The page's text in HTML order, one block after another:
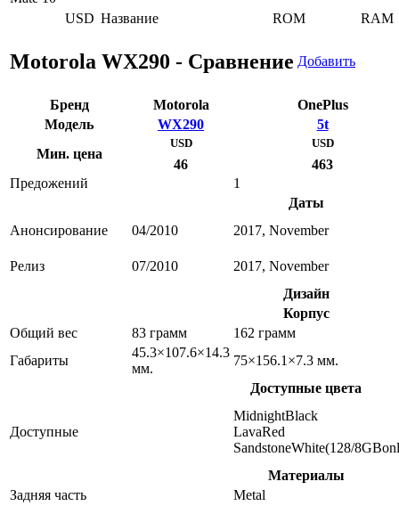
USD Название ROM RAM
Motorola WX290 - Сравнение Добавить
Бренд Motorola
OnePlus
Модель
WX290
5t
Мин. цена
USD
46
USD
463
Предожений
1
Даты
Анонсирование
04/2010 2017, November
Релиз 07/2010
2017, November
Дизайн
Корпус
Общий вес
83 грамм
162 грамм
Габариты
45.3×107.6×14.3
мм.
75×156.1×7.3 мм.
Доступные цвета
Доступные
MidnightBlack
LavaRed
SandstoneWhite(128/
Материалы
Задняя часть
Metal